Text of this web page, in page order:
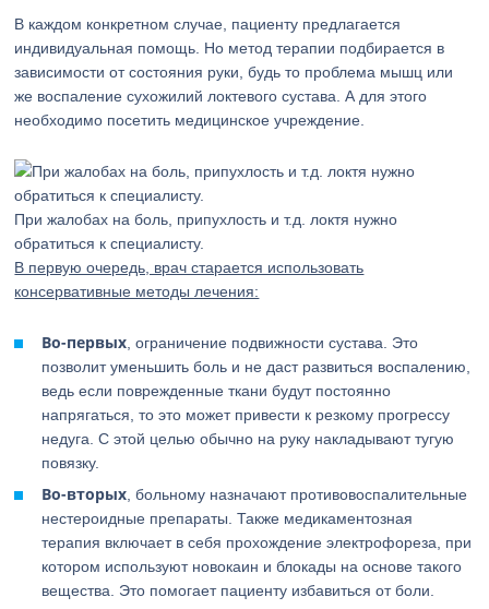
В каждом конкретном случае, пациенту предлагается
индивидуальная помощь. Но метод терапии подбирается в
зависимости от состояния руки, будь то проблема мышц или
же воспаление сухожилий локтевого сустава. А для этого
необходимо посетить медицинское учреждение.
При жалобах на боль, припухлость и т.д. локтя нужно
обратиться к специалисту.
В первую очередь, врач старается использовать
консервативные методы лечения:
Во-первых , ограничение подвижности сустава. Это
позволит уменьшить боль и не даст развиться воспалению,
ведь если поврежденные ткани будут постоянно
напрягаться, то это может привести к резкому прогрессу
недуга. С этой целью обычно на руку накладывают тугую
повязку.
Во-вторых , больному назначают противовоспалительные
нестероидные препараты. Также медикаментозная
терапия включает в себя прохождение электрофореза, при
котором используют новокаин и блокады на основе такого
вещества. Это помогает пациенту избавиться от боли.